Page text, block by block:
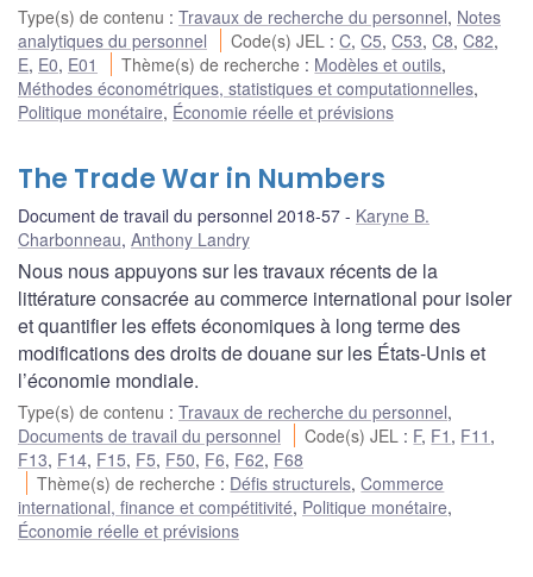
Type(s) de contenu : Travaux de recherche du personnel, Notes
analytiques du personnel
Code(s) JEL :C,C5,C53,C8,C82,
E, E0, E01 Thème(s) de recherche : Modèles et outils,
Méthodes économétriques, statistiques et computationnelles,
Politique monétaire, Économie réelle et prévisions
The Trade War in Numbers
Document de travail du personnel 2018-57
Karyne B.
Charbonneau, Anthony Landry
Nous nous appuyons sur les travaux récents de la
littérature consacrée au commerce international pour isoler
et quantifier les effets économiques à long terme des
modifications des droits de douane sur les États-Unis et
l’économie mondiale.
Type(s) de contenu : Travaux de recherche du personnel,
Documents de travail du personnel
Code(s) JEL : F, F1 , F11 ,
F13, F14, F15, F5, F50, F6, F62, F68
Thème(s) de recherche : Défis structurels,Commerce
international, finance et compétitivité, Politique monétaire,
Économie réelle et prévisions